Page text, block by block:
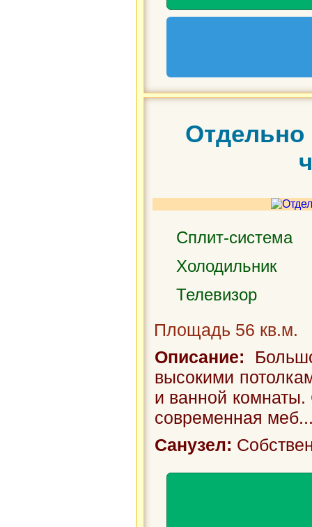
Отдельно
Сплит-система
Холодильник
Телевизор
Площадь 56 кв.м.
Описание:
высокими
и ванной комнаты.
современная
Санузел: